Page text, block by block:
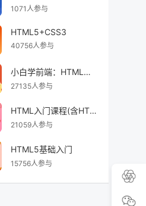
1071人参与
HTML5+CSS3
40756人参与
小白学前端：HTML零基础入门
27135人参与
HTML入门课程(含HTML5)
21059人参与
HTML5基础入门
15756人参与